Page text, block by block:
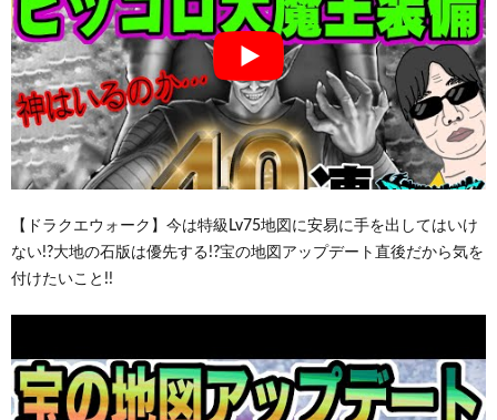
【ドラクエウォーク】今は特級Lv75地図に安易に手を出してはいけ
ない!?大地の石版は優先する!?宝の地図アップデート直後だから気を
付けたいこと!!